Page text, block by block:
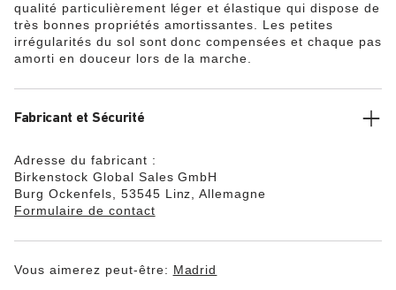
qualité particulièrement léger et élastique qui dispose de
très bonnes propriétés amortissantes. Les petites
irrégularités du sol sont donc compensées et chaque pas
amorti en douceur lors de la marche.
Fabricant et Sécurité
Adresse du fabricant :
Birkenstock Global Sales GmbH
Burg Ockenfels, 53545 Linz, Allemagne
Formulaire de contact
Vous aimerez peut-être: Madrid